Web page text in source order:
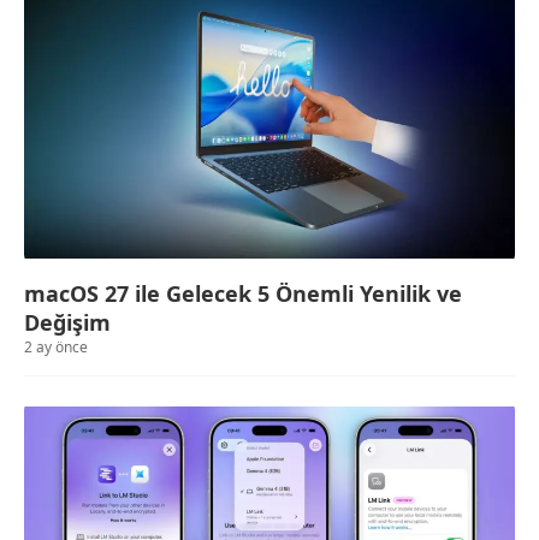
macOS 27 ile Gelecek 5 Önemli Yenilik ve
Değişim
2 ay önce